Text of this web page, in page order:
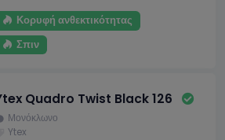
Κορυφή ανθεκτικότητας
Σπιν
Quadro Twist Black 126
Μονόκλωνο
Ytex